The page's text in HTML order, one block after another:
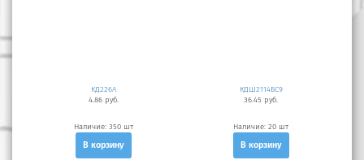
КД226А
4.86 руб.
Наличие: 350 шт
В корзину
КДШ2114БС9
36.45 руб.
Наличие: 20 шт
В корзину